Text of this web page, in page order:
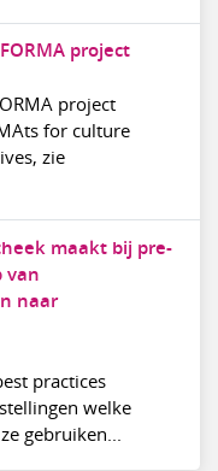
project
project
for culture
zie
maakt bij pre-
van
naar
practices
welke
gebruiken...